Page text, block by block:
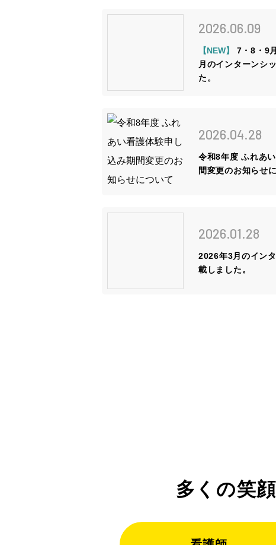
姫路ってこんな街
ブログ
採用情報
病院ホームページ
スタッフ専用ページ
2026.06.09
【NEW】
7・8・9
月のインターンシ
た。
2026.04.28
令和8年度 ふれあ
間変更のお知らせ
2026.01.28
2026年3月のイン
載しました。
多くの笑